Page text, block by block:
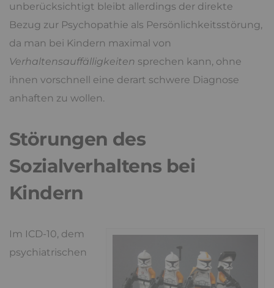
unberücksichtigt bleibt allerdings der direkte
Bezug zur Psychopathie als Persönlichkeitsstörung,
da man bei Kindern maximal von
Verhaltensauffälligkeiten sprechen kann, ohne
ihnen vorschnell eine derart schwere Diagnose
anhaften zu wollen.
Störungen des
Sozialverhaltens bei
Kindern
Im ICD-10, dem
psychiatrischen